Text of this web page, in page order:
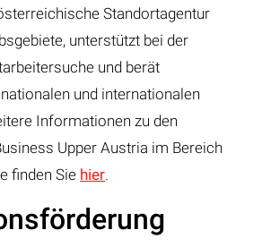
Standortagentur
unterstützt bei der
und berät
und internationalen
Informationen zu den
Upper Austria im Bereich
finden Sie hier.